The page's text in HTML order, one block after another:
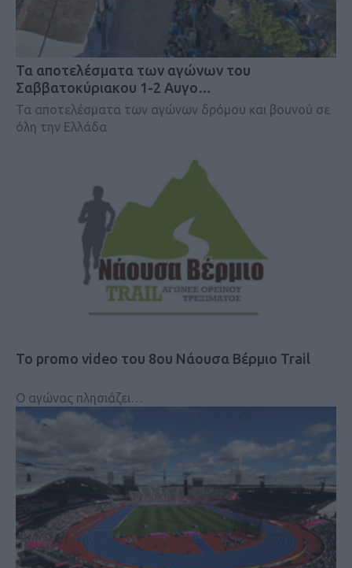
Τα αποτελέσματα των αγώνων του
Σαββατοκύριακου 1-2 Αυγο…
Τα αποτελέσματα των αγώνων δρόμου και βουνού σε
όλη την Ελλάδα
Το promo video του 8ου Νάουσα Βέρμιο Trail
Ο αγώνας πλησιάζει…